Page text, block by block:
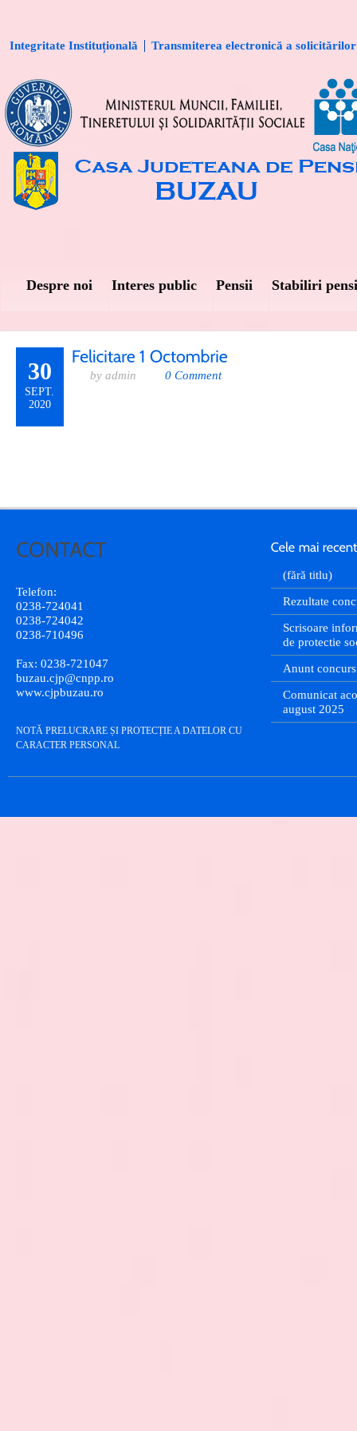
Integritate Instituțională Transmiterea electronică a solicitărilor
Despre noi Interes public Pensii Stabiliri
30
SEPT.
2020
by admin 0 Comment
Telefon:
0238-724041
0238-724042
0238-710496
Fax: 0238-721047
buzau.cjp@cnpp.ro
www.cjpbuzau.ro
NOTĂ PRELUCRARE ȘI PROTECȚIE A DATELOR CU
CARACTER PERSONAL
(fără titlu)
Rezultate
Scrisoare
de protectie
Anunt concurs
Comunicat
august 2025